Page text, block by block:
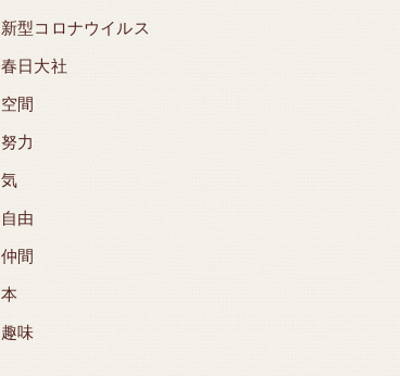
新型コロナウイルス
春日大社
空間
努力
気
自由
仲間
本
趣味